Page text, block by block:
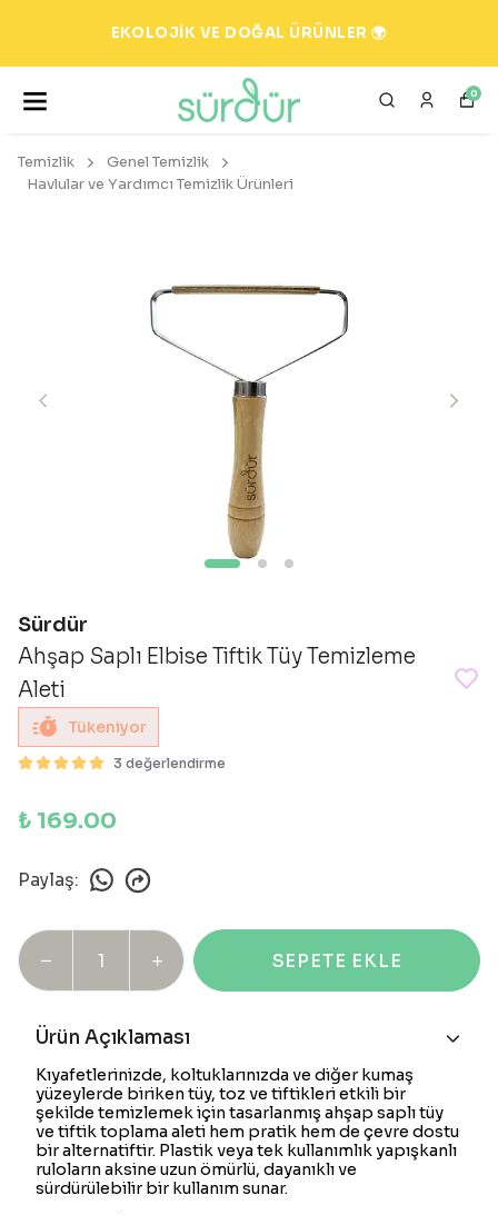
EKOLOJİK VE DOĞAL ÜRÜNLER 🌍
0
Temizlik
Genel Temizlik
Havlular ve Yardımcı Temizlik Ürünleri
Sürdür
Ahşap Saplı Elbise Tiftik Tüy Temizleme
Aleti
Tükeniyor
3 değerlendirme
₺ 169.00
Paylaş:
SEPETE EKLE
Ürün Açıklaması
Kıyafetlerinizde, koltuklarınızda ve diğer kumaş
yüzeylerde biriken tüy, toz ve tiftikleri etkili bir
şekilde temizlemek için tasarlanmış ahşap saplı tüy
ve tiftik toplama aleti hem pratik hem de çevre dostu
bir alternatiftir. Plastik veya tek kullanımlık yapışkanlı
ruloların aksine uzun ömürlü, dayanıklı ve
sürdürülebilir bir kullanım sunar.